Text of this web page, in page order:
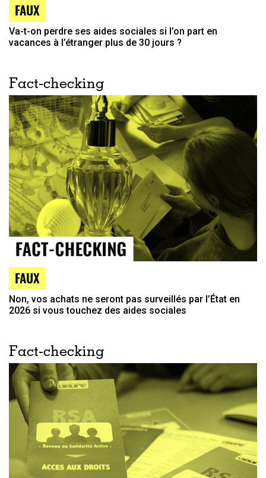
FAUX
Va-t-on perdre ses aides sociales si l’on part en
vacances à l’étranger plus de 30 jours ?
Fact-checking
FAUX
Non, vos achats ne seront pas surveillés par l’État en
2026 si vous touchez des aides sociales
Fact-checking